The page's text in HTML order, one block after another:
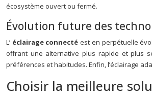
écosystème ouvert ou fermé.
Évolution future des
L’ éclairage connectéest en perpétuelle
offrant une alternative plus rapide et plus
préférences et habitudes. Enfin, l’éclairage
Choisir la meilleure